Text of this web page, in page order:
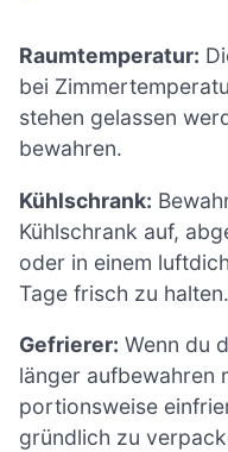
Raumtemperatur:
bei
stehen gelassen
bewahren.
Kühlschrank:
Kühlschrank auf,
oder in einem
Tage frisch zu halten.
Gefrierer: Wenn du
länger aufbewahren
portionsweise
gründlich zu